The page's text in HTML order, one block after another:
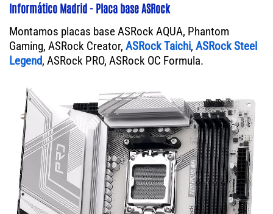
Informático Madrid - Placa base ASRock
Montamos placas base ASRock AQUA, Phantom
Gaming, ASRock Creator, ASRock Taichi, ASRock Steel
Legend, ASRock PRO, ASRock OC Formula.